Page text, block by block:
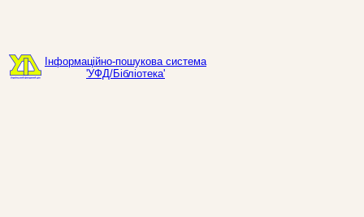
Інформаційно-пошукова система
'УФД/Бібліотека'